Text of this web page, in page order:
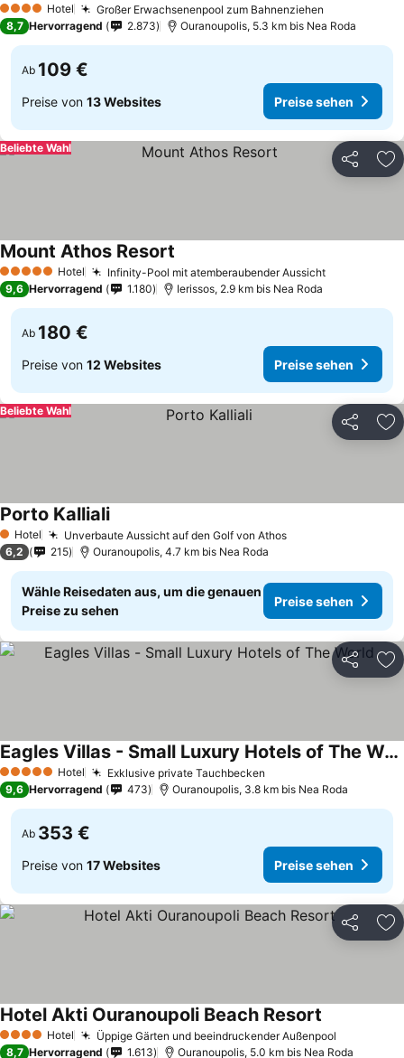
4 Sterne Hotel Großer Erwachsenenpool zum Bahnenziehen
8,7 Hervorragend 2.873 Ouranoupolis, 5.3 km bis Nea Roda
Ab 109 €
Preise von 13 Websites Preise sehen
Teilen
Beliebte Wahl
5 Sterne Hotel Infinity-Pool mit atemberaubender Aussicht
Mount Athos Resort
9,6 Hervorragend 1.180 Ierissos, 2.9 km bis Nea Roda
Ab 180 €
Preise von 12 Websites Preise sehen
Teilen
Beliebte Wahl
1 Sterne
Hotel Unverbaute Aussicht auf den Golf von Athos
Porto Kalliali
6,2 215 Ouranoupolis, 4.7 km bis Nea Roda
Wähle Reisedaten aus, um die genauen
Preise zu sehen
Preise sehen
Teilen
5 Sterne Hotel Exklusive private Tauchbecken
Eagles Villas - Small Luxury Hotels of The World
9,6 Hervorragend 473 Ouranoupolis, 3.8 km bis Nea Roda
Ab 353 €
Preise von 17 Websites Preise sehen
Teilen
4 Sterne Hotel Üppige Gärten und beeindruckender Außenpool
Hotel Akti Ouranoupoli Beach Resort
8,7 Hervorragend 1.613 Ouranoupolis, 5.0 km bis Nea Roda